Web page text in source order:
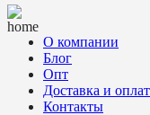
О компании
Блог
Опт
Доставка и
Контакты